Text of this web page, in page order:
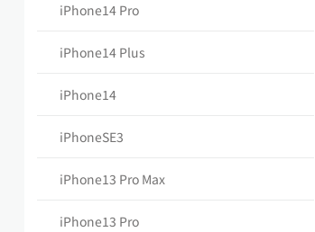
iPhone14 Pro
iPhone14 Plus
iPhone14
iPhoneSE3
iPhone13 Pro Max
iPhone13 Pro